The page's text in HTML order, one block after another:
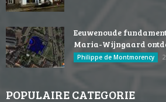
Eeuwenoude
Maria-Wijngaard
Philippe de Montmorency
POPULAIRE CATEGORIE